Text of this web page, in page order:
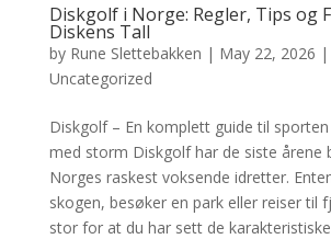
Diskgolf i Norge: Regler, Tips og
Diskens Tall
by Rune Slettebakken | May 22, 2026 |
Uncategorized
Diskgolf – En komplett guide til
med storm Diskgolf har de siste årene
Norges raskest voksende idretter.
skogen, besøker en park eller reiser til
stor for at du har sett de